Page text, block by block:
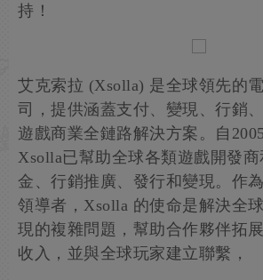
持！
艾克索拉 (Xsolla) 是全球領先的
司，提供涵蓋支付、變現、行銷
遊戲商業全鏈路解決方案。自
Xsolla已幫助全球各類遊戲開發
金、行銷推廣、發行和變現。作
領導者，Xsolla 的使命是解決全
現的複雜問題，幫助合作夥伴拓
收入，並與全球玩家建立聯繫，